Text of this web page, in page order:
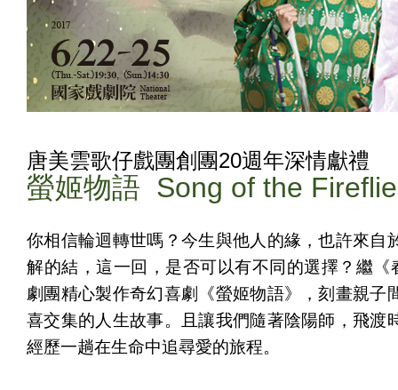
唐美雲歌仔戲團創團20週年深情獻禮
螢姬物語 Song of the
你相信輪迴轉世嗎？今生與他人的緣，也許來自
解的結，這一回，是否可以有不同的選擇？繼
劇團精心製作奇幻喜劇《螢姬物語》，刻畫親子
喜交集的人生故事。且讓我們隨著陰陽師，飛渡
經歷一趟在生命中追尋愛的旅程。